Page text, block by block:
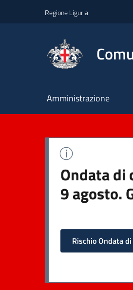
Regione Liguria
Principale
Amministrazione
Ondata di
9 agosto.
Rischio Ondata